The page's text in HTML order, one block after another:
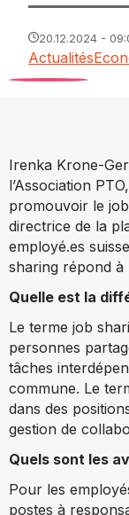
20.12.2024 -
Actualités
Irenka Krone-
l’Association
promouvoir le
directrice de la
employé.es
sharing répond à
Quelle est la
Le terme job
personnes
tâches
commune. Le
dans des
gestion de
Quels sont les
Pour les
postes à